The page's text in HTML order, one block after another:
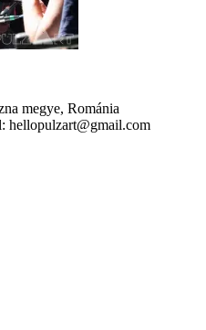
megye, Románia
hellopulzart@gmail.com